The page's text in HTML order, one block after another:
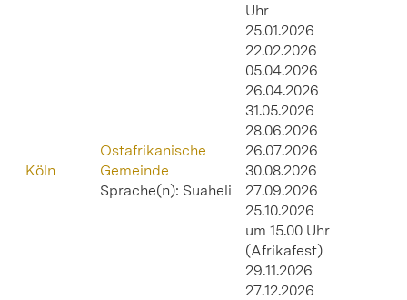
Köln
Ostafrikanische
Gemeinde
Sprache(n): Suaheli
Uhr
25.01.2026
22.02.2026
05.04.2026
26.04.2026
31.05.2026
28.06.2026
26.07.2026
30.08.2026
27.09.2026
25.10.2026
um 15.00 Uhr
(Afrikafest)
29.11.2026
27.12.2026